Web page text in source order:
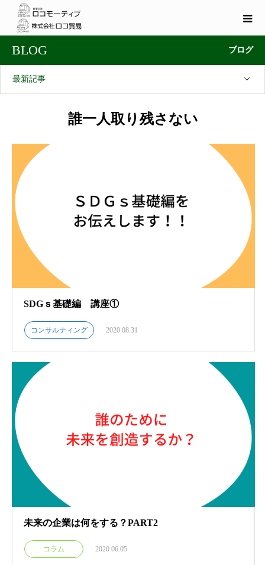
BLOG ブログ
最新記事
誰一人取り残さない
SDGｓ基礎編 講座①
コンサルティング 2020.08.31
未来の企業は何をする？PART2
コラム 2020.06.05